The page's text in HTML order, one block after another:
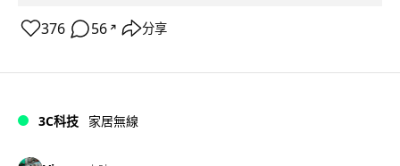
376 56 ↗ 分享
3C科技 家居無線